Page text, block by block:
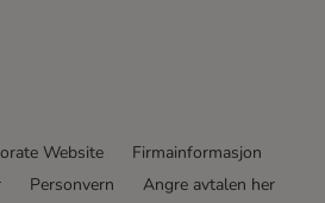
Website
Firmainformasjon
Personvern
Angre avtalen her